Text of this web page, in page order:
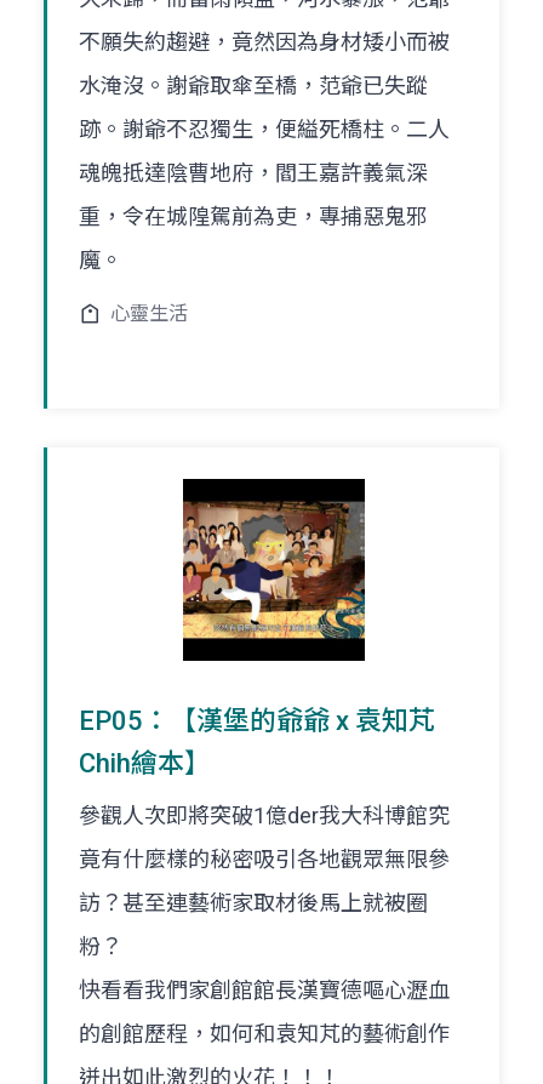
不願失約趨避，竟然因為身材矮小而被
水淹沒。謝爺取傘至橋，范爺已失蹤
跡。謝爺不忍獨生，便縊死橋柱。二人
魂魄抵達陰曹地府，閻王嘉許義氣深
重，令在城隍駕前為吏，專捕惡鬼邪
魔。
心靈生活
EP05：【漢堡的爺爺 x 袁知芃
Chih繪本】
參觀人次即將突破1億der我大科博館究
竟有什麼樣的秘密吸引各地觀眾無限參
訪？甚至連藝術家取材後馬上就被圈
粉？
快看看我們家創館館長漢寶德嘔心瀝血
的創館歷程，如何和袁知芃的藝術創作
迸出如此激烈的火花！！！